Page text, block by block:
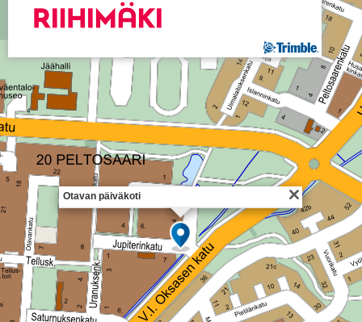
Otavan päiväkoti